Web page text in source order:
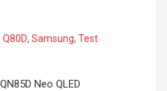
Q80D, Samsung, Test
Neo QLED